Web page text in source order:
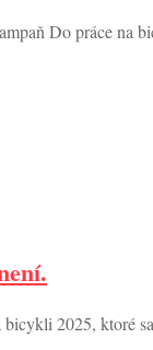
Do práce
bicykli 2025, ktoré